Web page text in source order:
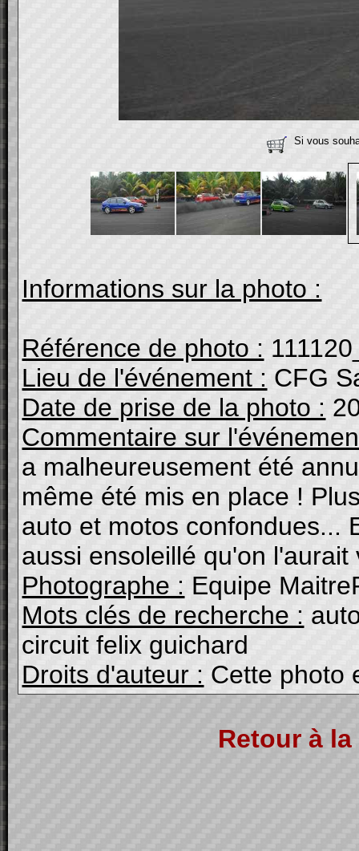
Si vous
Informations sur la photo :
Référence de photo :
Lieu de l'événement : CFG
Date de prise de la photo :
Commentaire sur
a malheureusement été
même été mis en place !
auto et motos confondues...
aussi ensoleillé qu'on l'aurait
Photographe : Equipe
Mots clés de recherche :
circuit felix guichard
Droits d'auteur : Cette photo
Retour à